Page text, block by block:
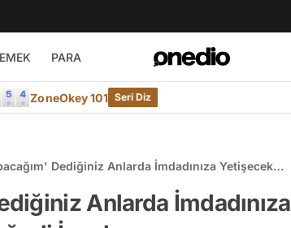
PARA
ZoneOkey 101 Seri Diz
Dediğiniz Anlarda İmdadınıza Yetişecek
Anlarda İmdadınıza